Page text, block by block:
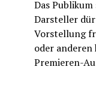
Das
Darsteller
Vorstellung
oder anderen
Premieren-